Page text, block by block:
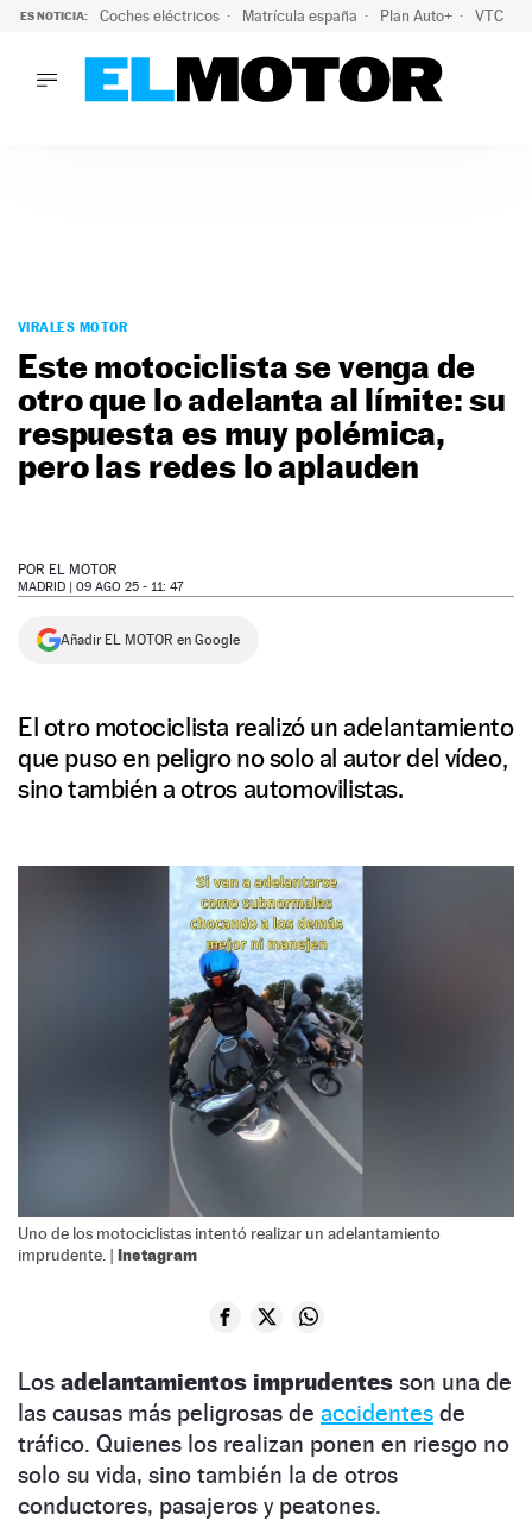
ES NOTICIA: Coches eléctricos Matrícula españa Plan Auto+ VTC
PODCAST
MOTOS
TECNOLOGÍA
PREMIOS
NEWSLETTER
SÍGUENOS
VIRALES MOTOR
Este motociclista se venga de
otro que lo adelanta al límite: su
respuesta es muy polémica,
pero las redes lo aplauden
POR EL MOTOR
MADRID | 09 AGO 25 - 11: 47
Añadir EL MOTOR en Google
El otro motociclista realizó un adelantamiento
que puso en peligro no solo al autor del vídeo,
sino también a otros automovilistas.
Uno de los motociclistas intentó realizar un adelantamiento
imprudente. | Instagram
Los adelantamientos imprudentes son una de
las causas más peligrosas de accidentes de
tráfico. Quienes los realizan ponen en riesgo no
solo su vida, sino también la de otros
conductores, pasajeros y peatones.